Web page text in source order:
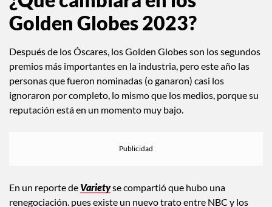
¿Qué cambiará en los
Golden Globes 2023?
Después de los Óscares, los Golden Globes son los segundos
premios más importantes en la industria, pero este año las
personas que fueron nominadas (o ganaron) casi los
ignoraron por completo, lo mismo que los medios, porque su
En un reporte deVarietyse compartió que hubo una